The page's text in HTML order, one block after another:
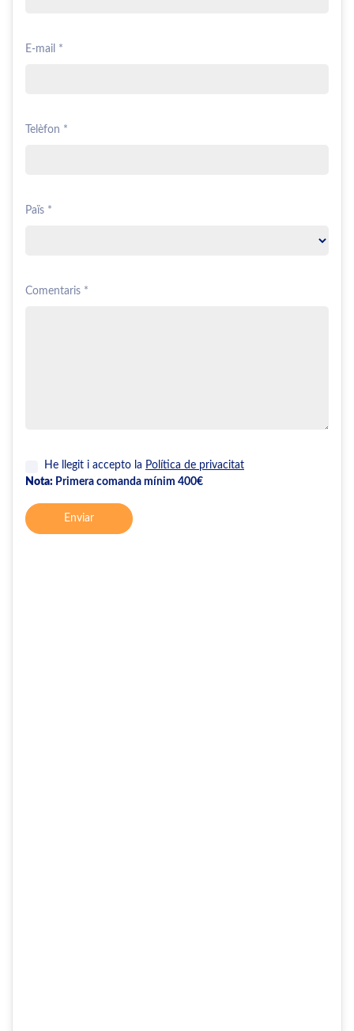
E-mail *
Telèfon *
Païs *
Comentaris *
He llegit i accepto la Política de privacitat
Nota: Primera comanda mínim 400€
Enviar